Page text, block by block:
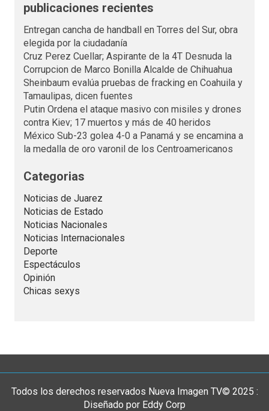
publicaciones recientes
Entregan cancha de handball en Torres del Sur, obra
elegida por la ciudadanía
Cruz Perez Cuellar; Aspirante de la 4T Desnuda la
Corrupcion de Marco Bonilla Alcalde de Chihuahua
Sheinbaum evalúa pruebas de fracking en Coahuila y
Tamaulipas, dicen fuentes
Putin Ordena el ataque masivo con misiles y drones
contra Kiev; 17 muertos y más de 40 heridos
México Sub-23 golea 4-0 a Panamá y se encamina a
la medalla de oro varonil de los Centroamericanos
Categorias
Noticias de Juarez
Noticias de Estado
Noticias Nacionales
Noticias Internacionales
Deporte
Espectáculos
Opinión
Chicas sexys
Todos los derechos reservados Nueva Imagen TV© 2025 :
Diseñado por Eddy Corp